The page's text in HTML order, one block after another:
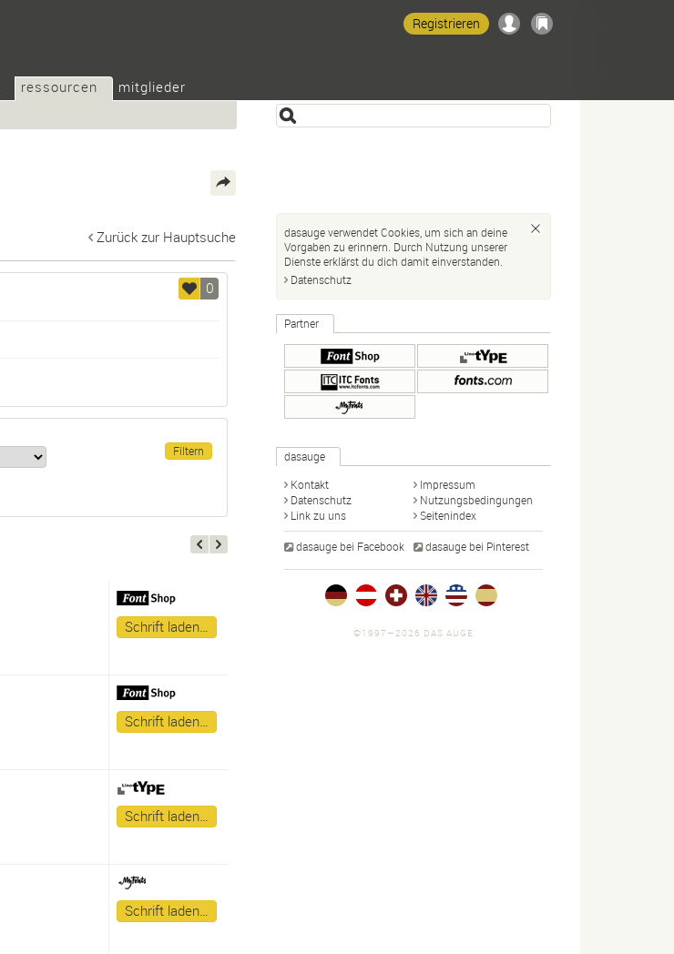
ressourcen
mitglieder
Registrieren
Zurück zur Hauptsuche
0
Schrift laden…
Schrift laden…
Schrift laden…
Schrift laden…
dasauge verwendet Cookies, um sich an deine
Vorgaben zu erinnern. Durch Nutzung unserer
Dienste erklärst du dich damit einverstanden.
Datenschutz
Partner
dasauge
Kontakt
Impressum
Datenschutz
Nutzungsbedingungen
Link zu uns
Seitenindex
dasauge bei Facebook dasauge bei Pinterest
©1997—2026 DAS AUGE